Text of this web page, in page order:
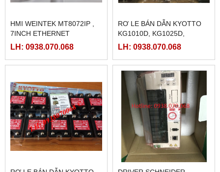
HMI WEINTEK MT8072IP ,
7INCH ETHERNET
LH: 0938.070.068
RƠ LE BÁN DẪN KYOTTO
KG1010D, KG1025D,
KG1040D VÀ KG1075D
LH: 0938.070.068